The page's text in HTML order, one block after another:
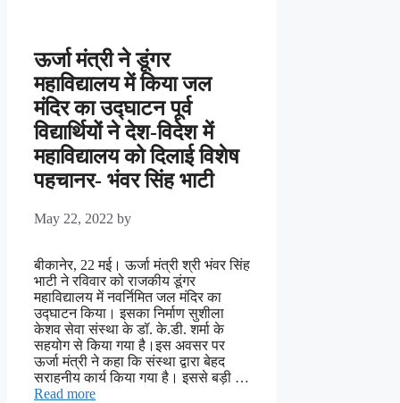
ऊर्जा मंत्री ने डूंगर
महाविद्यालय में किया जल
मंदिर का उद्घाटन पूर्व
विद्यार्थियों ने देश-विदेश में
महाविद्यालय को दिलाई विशेष
पहचानर- भंवर सिंह भाटी
May 22, 2022 by
बीकानेर, 22 मई। ऊर्जा मंत्री श्री भंवर सिंह
भाटी ने रविवार को राजकीय डूंगर
महाविद्यालय में नवर्निमित जल मंदिर का
उद्घाटन किया। इसका निर्माण सुशीला
केशव सेवा संस्था के डॉ. के.डी. शर्मा के
सहयोग से किया गया है।इस अवसर पर
ऊर्जा मंत्री ने कहा कि संस्था द्वारा बेहद
सराहनीय कार्य किया गया है। इससे बड़ी …
Read more